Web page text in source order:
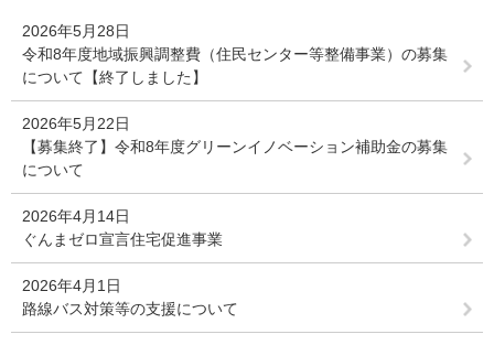
2026年5月28日
令和8年度地域振興調整費（住民センター等整備事業）の募集
について【終了しました】
2026年5月22日
【募集終了】令和8年度グリーンイノベーション補助金の募集
について
2026年4月14日
ぐんまゼロ宣言住宅促進事業
2026年4月1日
路線バス対策等の支援について